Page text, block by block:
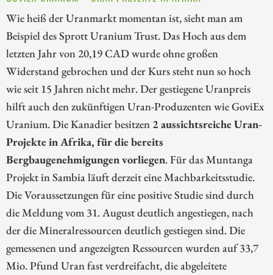
Wie heiß der Uranmarkt momentan ist, sieht man am
Beispiel des Sprott Uranium Trust. Das Hoch aus dem
letzten Jahr von 20,19 CAD wurde ohne großen
Widerstand gebrochen und der Kurs steht nun so hoch
wie seit 15 Jahren nicht mehr. Der gestiegene Uranpreis
hilft auch den zukünftigen Uran-Produzenten wie GoviEx
Uranium. Die Kanadier besitzen 2 aussichtsreiche Uran-
Projekte in Afrika, für die bereits
Bergbaugenehmigungen vorliegen. Für das Muntanga
Projekt in Sambia läuft derzeit eine Machbarkeitsstudie.
Die Voraussetzungen für eine positive Studie sind durch
die Meldung vom 31. August deutlich angestiegen, nach
der die Mineralressourcen deutlich gestiegen sind. Die
gemessenen und angezeigten Ressourcen wurden auf 33,7
Mio. Pfund Uran fast verdreifacht, die abgeleitete